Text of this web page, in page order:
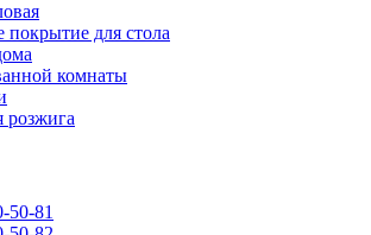
покрытие для стола
комнаты
розжига
50-81